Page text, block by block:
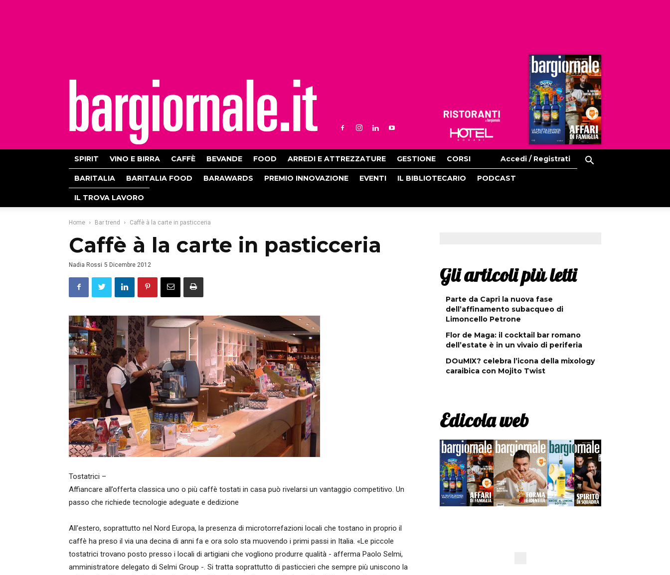
Ristoranti
Hoteldomani
SPIRIT VINO E BIRRA CAFFÈ BEVANDE FOOD ARREDI E ATTREZZATURE GESTIONE CORSI Accedi / Registrati
BARITALIA BARITALIA FOOD BARAWARDS PREMIO INNOVAZIONE EVENTI IL BIBLIOTECARIO PODCAST
IL TROVA LAVORO
Home Bar trend Caffè à la carte in pasticceria
Caffè à la carte in pasticceria
Nadia Rossi 5 Dicembre 2012
Tostatrici –
Affiancare all’offerta classica uno o più caffè tostati in casa può rivelarsi un vantaggio competitivo. Un
passo che richiede tecnologie adeguate e dedizione
All'estero, soprattutto nel Nord Europa, la presenza di microtorrefazioni locali che tostano in proprio il
caffè ha preso il via una decina di anni fa e ora solo sta muovendo i primi passi in Italia. «Le piccole
tostatrici trovano posto presso i locali di artigiani che vogliono produrre qualità - afferma Paolo Selmi,
amministratore delegato di Selmi Group -. Si tratta soprattutto di pasticcieri che sempre più uniscono la
Gli articoli più letti
Parte da Capri la nuova fase
dell’affinamento subacqueo di
Limoncello Petrone
Flor de Maga: il cocktail bar romano
dell’estate è in un vivaio di periferia
DOuMIX? celebra l’icona della mixology
caraibica con Mojito Twist
Edicola web